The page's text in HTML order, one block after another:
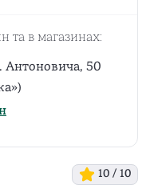
та в магазинах:
Антоновича, 50
10 / 10